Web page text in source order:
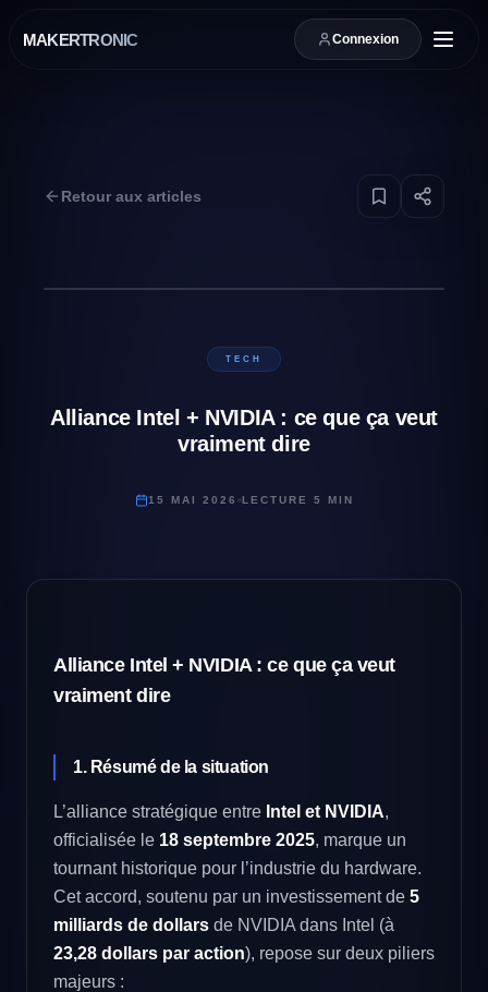
MAKERTRONIC Connexion
Retour aux articles
TECH
Alliance Intel + NVIDIA : ce que ça veut
vraiment dire
15 MAI 2026 LECTURE 5 MIN
Alliance Intel + NVIDIA : ce que ça veut
vraiment dire
1. Résumé de la situation
L’alliance stratégique entre Intel et NVIDIA,
officialisée le 18 septembre 2025, marque un
tournant historique pour l’industrie du hardware.
Cet accord, soutenu par un investissement de 5
milliards de dollars de NVIDIA dans Intel (à
23,28 dollars par action), repose sur deux piliers
majeurs :